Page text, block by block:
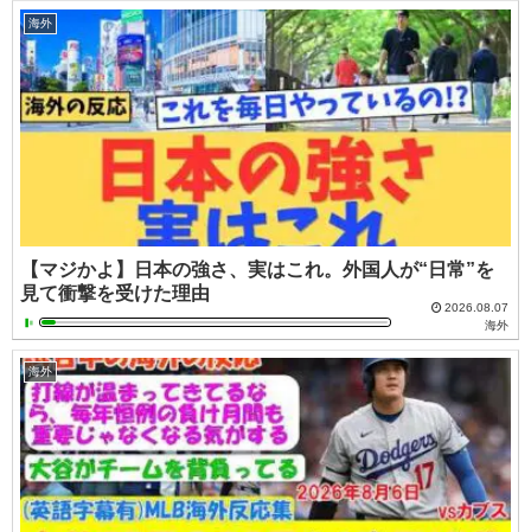
海外
【マジかよ】日本の強さ、実はこれ。外国人が“日常”を
見て衝撃を受けた理由
2026.08.07
海外
海外